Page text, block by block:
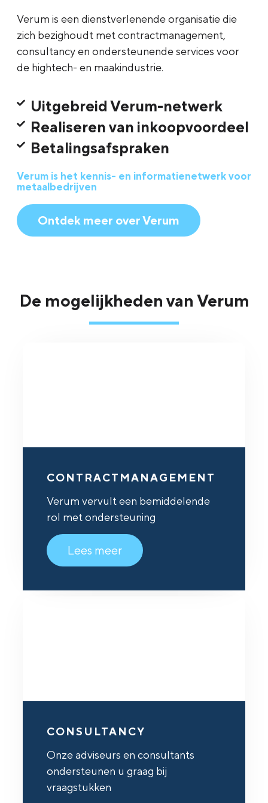
Verum is een dienstverlenende organisatie die
zich bezighoudt met contractmanagement,
consultancy en ondersteunende services voor
de hightech- en maakindustrie.
Uitgebreid Verum-netwerk
Realiseren van inkoopvoordeel
Betalingsafspraken
Verum is het kennis- en informatienetwerk voor
metaalbedrijven
Ontdek meer over Verum
De mogelijkheden van Verum
CONTRACTMANAGEMENT
Verum vervult een bemiddelende
rol met ondersteuning
Lees meer
CONSULTANCY
Onze adviseurs en consultants
ondersteunen u graag bij
vraagstukken